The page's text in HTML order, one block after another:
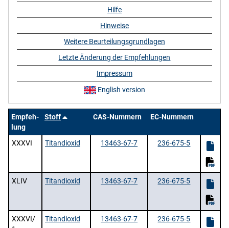
Empfeh-
lung
Stoff CAS-Nummern EC-Nummern
XXXVI Titandioxid 13463-67-7 236-675-5
XLIV Titandioxid 13463-67-7 236-675-5
XXXVI/
Titandioxid 13463-67-7 236-675-5
Hilfe
Hinweise
Weitere Beurteilungsgrundlagen
Letzte Änderung der Empfehlungen
Impressum
English version